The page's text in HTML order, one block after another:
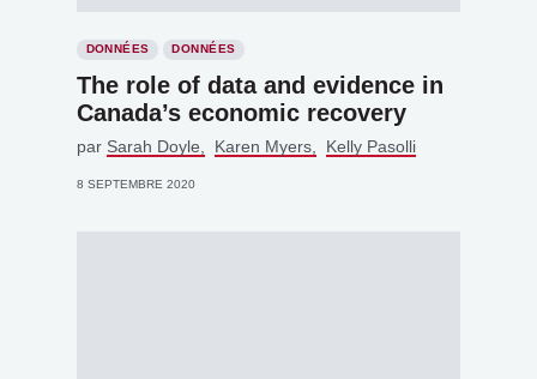
DONNÉES DONNÉES
The role of data and evidence in
Canada’s economic recovery
par Sarah Doyle Karen Myers Kelly Pasolli
8 SEPTEMBRE 2020